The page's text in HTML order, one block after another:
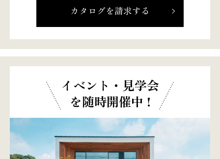
カタログを請求する
イベント・見学会
を随時開催中 !